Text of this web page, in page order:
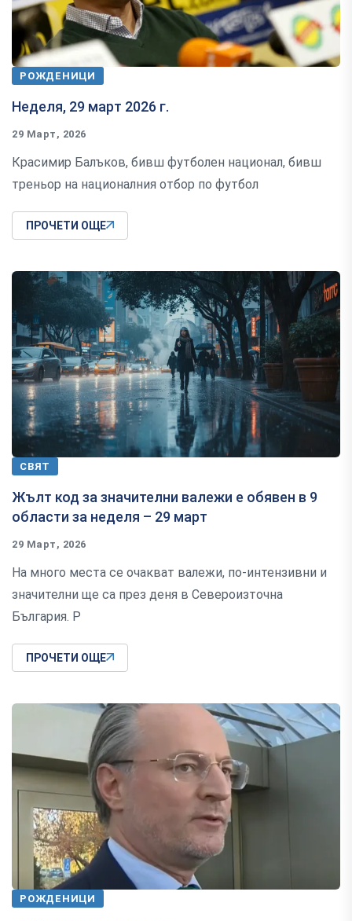
РОЖДЕНИЦИ
Неделя, 29 март 2026 г.
29 Март, 2026
Красимир Балъков, бивш футболен национал, бивш
треньор на националния отбор по футбол
ПРОЧЕТИ ОЩЕ
СВЯТ
Жълт код за значителни валежи е обявен в 9
области за неделя – 29 март
29 Март, 2026
На много места се очакват валежи, по-интензивни и
значителни ще са през деня в Североизточна
България. Р
ПРОЧЕТИ ОЩЕ
РОЖДЕНИЦИ